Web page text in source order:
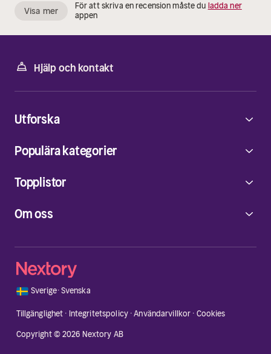
Visa mer För att skriva en recension måste du ladda ner
appen
Hjälp och kontakt
Om oss
Utforska
Populära kategorier
Topplistor
🇸🇪 Sverige·Svenska
Tillgänglighet · Integritetspolicy·Användarvillkor · Cookies
Copyright © 2026 Nextory AB